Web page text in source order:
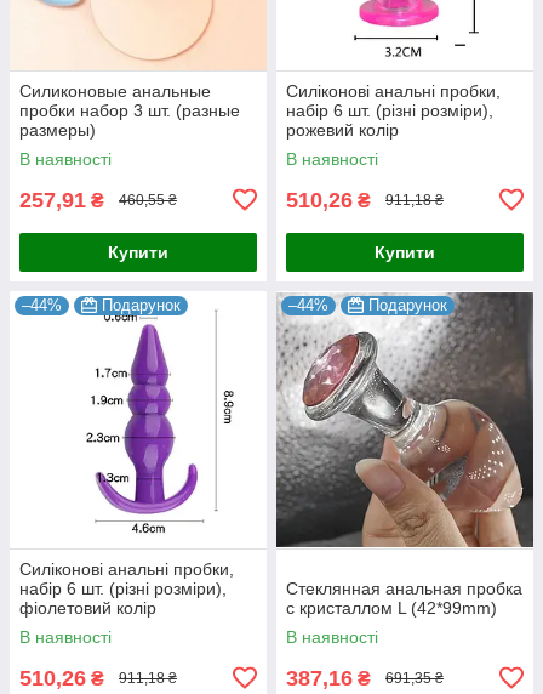
Силиконовые анальные
пробки набор 3 шт. (разные
размеры)
В наявності
257,91 ₴ 460,55 ₴
Купити
Силіконові анальні пробки,
набір 6 шт. (різні розміри),
рожевий колір
В наявності
510,26 ₴ 911,18 ₴
Купити
–44% Подарунок
Силіконові анальні пробки,
набір 6 шт. (різні розміри),
фіолетовий колір
В наявності
510,26 ₴ 911,18 ₴
–44% Подарунок
Стеклянная анальная пробка
с кристаллом L (42*99mm)
В наявності
387,16 ₴ 691,35 ₴